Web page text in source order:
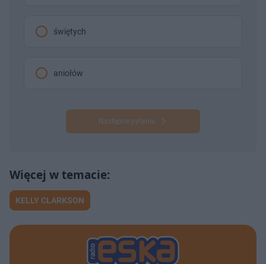
świętych
aniołów
Następne pytanie
KELLY CLARKSON